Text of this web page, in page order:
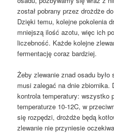
został pobrany przez drożdże
Dzięki temu, kolejne pokolenia
mniejszą ilość azotu, więc ich
liczebność. Każde kolejne
fermentację coraz bardziej.
Żeby zlewanie znad osadu
musi zalegać na dnie zbiornika.
kontrola temperatury: wszystko
temperaturze 10-12C, w
się rozpędzi, drożdże będą
zlewanie nie przyniesie